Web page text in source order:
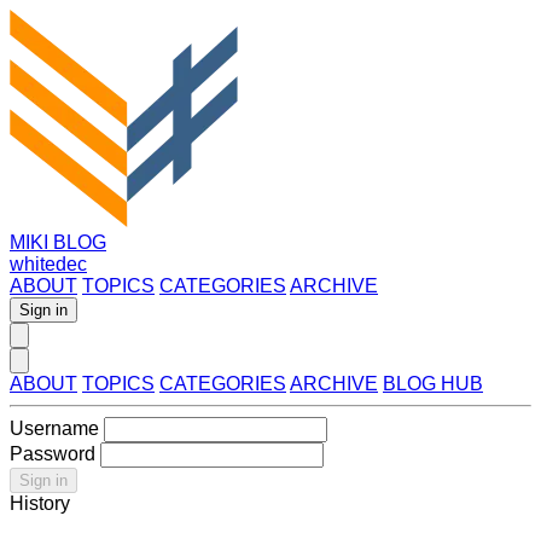
MIKI BLOG
whitedec
ABOUT TOPICS CATEGORIES ARCHIVE
Sign in
ABOUT TOPICS CATEGORIES ARCHIVE BLOG HUB
Username
Password
Sign in
History